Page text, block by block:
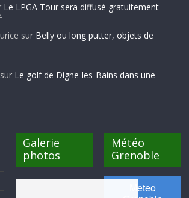
Le LPGA Tour sera diffusé gratuitement
sur Belly ou long putter, objets de
sur Le golf de Digne-les-Bains dans une
Galerie
photos
Météo
Grenoble